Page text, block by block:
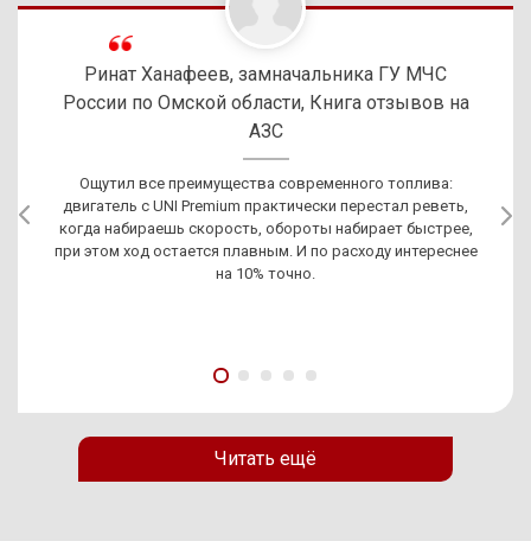
Ринат Ханафеев, замначальника ГУ МЧС
России по Омской области, Книга отзывов на
АЗС
Ощутил все преимущества современного топлива:
двигатель с UNI Premium практически перестал реветь,
когда набираешь скорость, обороты набирает быстрее,
при этом ход остается плавным. И по расходу интереснее
на 10% точно.
Читать ещё